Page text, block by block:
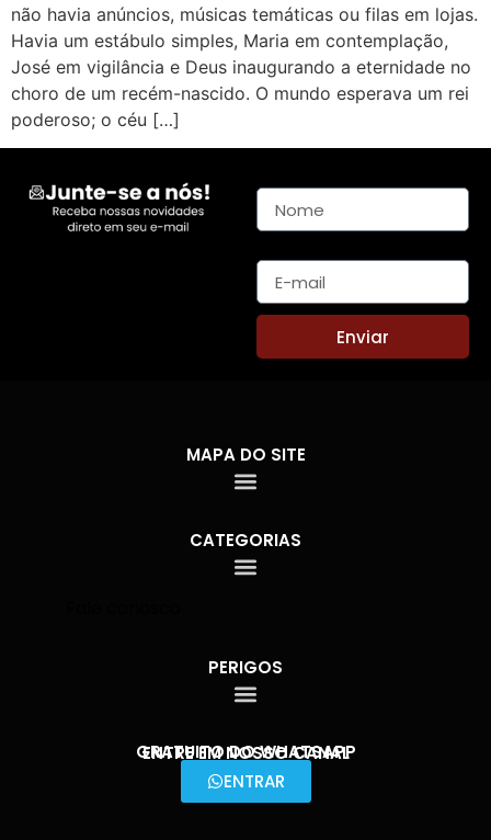
não havia anúncios, músicas temáticas ou filas em lojas.
Havia um estábulo simples, Maria em contemplação,
José em vigilância e Deus inaugurando a eternidade no
choro de um recém-nascido. O mundo esperava um rei
poderoso; o céu […]
Enviar
MAPA DO SITE
CATEGORIAS
PERIGOS
ENTRE EM NOSSO CANAL
GRATUITO DO WHATSAPP
ENTRAR